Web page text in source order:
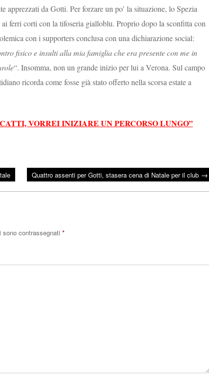
apprezzati da Gotti. Per forzare un po’ la situazione, lo Spezia
ai ferri corti con la tifoseria gialloblu. Proprio dopo la sconfitta con
con i supporters conclusa con una dichiarazione social:
fisico e insulti alla mia famiglia che era presente con me in
“. Insomma, non un grande inizio per lui a Verona. Sul campo
ricorda come fosse già stato offerto nella scorsa estate a
VORREI INIZIARE UN PERCORSO LUNGO”
Quattro assenti per Gotti, stasera cena di Natale per il club →
sono contrassegnati *